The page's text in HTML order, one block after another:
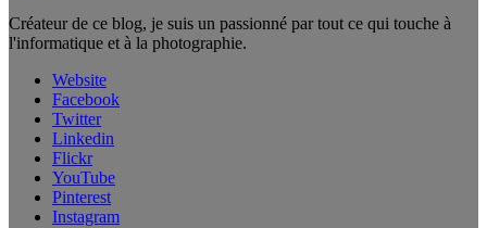
Créateur de ce blog, je suis un passionné par tout ce qui touche à
l'informatique et à la photographie.
Website
Facebook
Twitter
Linkedin
Flickr
YouTube
Pinterest
Instagram